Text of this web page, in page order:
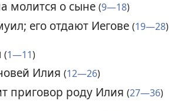
молится о сыне (9—18)
его отдают Иегове (19—28)
(1—11)
Илия (12—26)
приговор роду Илия (27—36)